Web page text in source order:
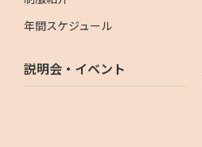
年間スケジュール
説明会・イベント